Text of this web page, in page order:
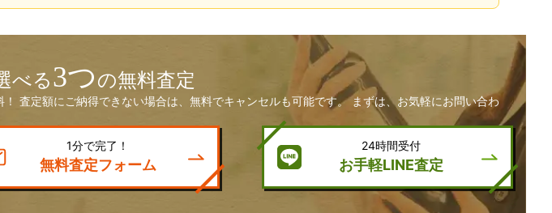
べる3つの無料査定
査定額にご納得できない場合は、無料でキャンセルも可能です。 まずは、お気軽にお問い合わ
1分で完了！
無料査定フォーム
24時間受付
お手軽LINE査定